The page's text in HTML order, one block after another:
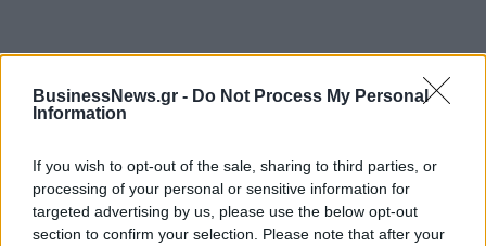
BusinessNews.gr - Do Not Process My Personal
Information
If you wish to opt-out of the sale, sharing to third parties, or
processing of your personal or sensitive information for
targeted advertising by us, please use the below opt-out
section to confirm your selection. Please note that after your
ΠΕΡΙΣΣΌΤΕΡΑ ΣΕ ΑΥΤΉ ΤΗΝ ΚΑΤΗΓΟΡΊΑ
Safilo: Κάμψη τζίρου στο
τρίτο τρίμηνο